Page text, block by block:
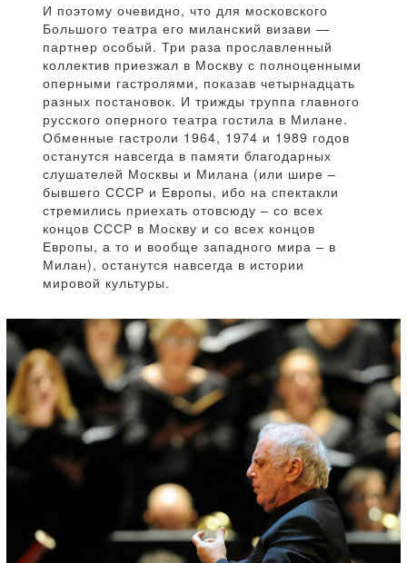
И поэтому очевидно, что для московского
Большого театра его миланский визави —
партнер особый. Три раза прославленный
коллектив приезжал в Москву с полноценными
оперными гастролями, показав четырнадцать
разных постановок. И трижды труппа главного
русского оперного театра гостила в Милане.
Обменные гастроли 1964, 1974 и 1989 годов
останутся навсегда в памяти благодарных
слушателей Москвы и Милана (или шире –
бывшего СССР и Европы, ибо на спектакли
стремились приехать отовсюду – со всех
концов СССР в Москву и со всех концов
Европы, а то и вообще западного мира – в
Милан), останутся навсегда в истории
мировой культуры.